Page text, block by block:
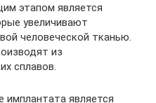
этапом является
увеличивают
человеческой тканью.
из
сплавов.
имплантата является